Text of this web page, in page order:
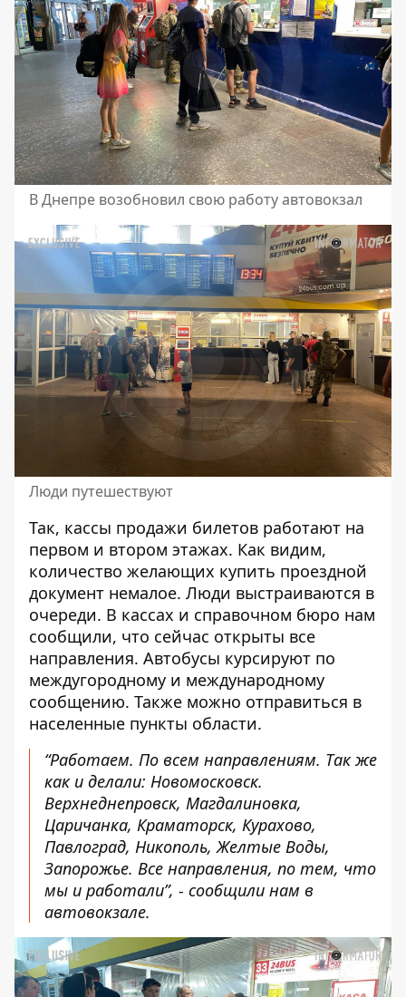
В Днепре возобновил свою работу автовокзал
Люди путешествуют
Так, кассы продажи билетов работают на
первом и втором этажах. Как видим,
количество желающих купить проездной
документ немалое. Люди выстраиваются в
очереди. В кассах и справочном бюро нам
сообщили, что сейчас открыты все
направления. Автобусы курсируют по
междугородному и международному
сообщению. Также можно отправиться в
населенные пункты области.
“Работаем. По всем направлениям. Так же
как и делали: Новомосковск.
Верхнеднепровск, Магдалиновка,
Царичанка, Краматорск, Курахово,
Павлоград, Никополь, Желтые Воды,
Запорожье. Все направления, по тем, что
мы и работали”, - сообщили нам в
автовокзале.